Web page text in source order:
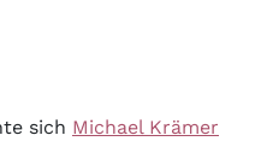
sich Michael Krämer